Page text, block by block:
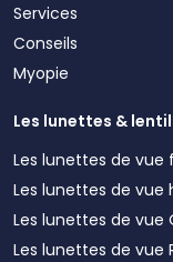
Services
Conseils
Myopie
Les lunettes &
Les lunettes de vue
Les lunettes de vue
Les lunettes de vue
Les lunettes de vue